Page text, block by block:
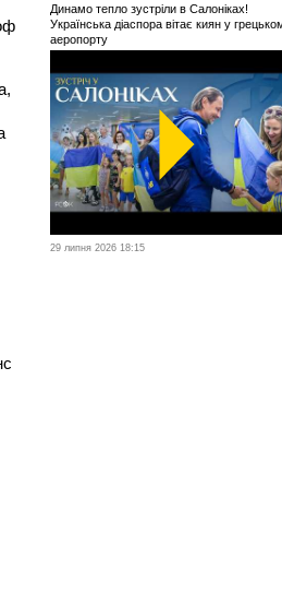
Динамо тепло зустріли в Салоніках!
Українська діаспора вітає киян у
аеропорту
29 липня 2026 18:15